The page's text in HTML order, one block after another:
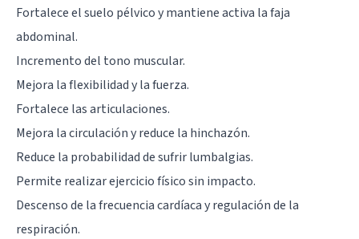
Fortalece el suelo pélvico y mantiene activa la faja
abdominal.
Incremento del tono muscular.
Mejora la flexibilidad y la fuerza.
Fortalece las articulaciones.
Mejora la circulación y reduce la hinchazón.
Reduce la probabilidad de sufrir lumbalgias.
Permite realizar ejercicio físico sin impacto.
Descenso de la frecuencia cardíaca y regulación de la
respiración.